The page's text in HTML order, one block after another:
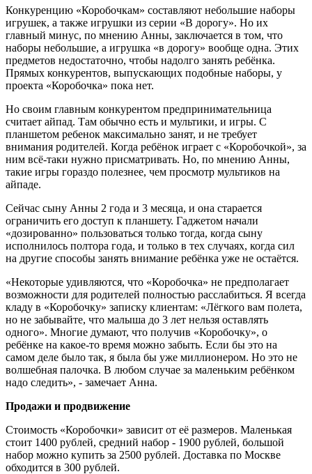
Конкуренцию «Коробочкам» составляют небольшие наборы
игрушек, а также игрушки из серии «В дорогу». Но их
главный минус, по мнению Анны, заключается в том, что
наборы небольшие, а игрушка «в дорогу» вообще одна. Этих
предметов недостаточно, чтобы надолго занять ребёнка.
Прямых конкурентов, выпускающих подобные наборы, у
проекта «Коробочка» пока нет.
Но своим главным конкурентом предпринимательница
считает айпад. Там обычно есть и мультики, и игры. С
планшетом ребенок максимально занят, и не требует
внимания родителей. Когда ребёнок играет с «Коробочкой», за
ним всё-таки нужно присматривать. Но, по мнению Анны,
такие игры гораздо полезнее, чем просмотр мультиков на
айпаде.
Сейчас сыну Анны 2 года и 3 месяца, и она старается
ограничить его доступ к планшету. Гаджетом начали
«дозированно» пользоваться только тогда, когда сыну
исполнилось полтора года, и только в тех случаях, когда сил
на другие способы занять внимание ребёнка уже не остаётся.
«Некоторые удивляются, что «Коробочка» не предполагает
возможности для родителей полностью расслабиться. Я всегда
кладу в «Коробочку» записку клиентам: «Лёгкого вам полета,
но не забывайте, что малыша до 3 лет нельзя оставлять
одного». Многие думают, что получив «Коробочку», о
ребёнке на какое-то время можно забыть. Если бы это на
самом деле было так, я была бы уже миллионером. Но это не
волшебная палочка. В любом случае за маленьким ребёнком
надо следить», - замечает Анна.
Продажи и продвижение
Стоимость «Коробочки» зависит от её размеров. Маленькая
стоит 1400 рублей, средний набор - 1900 рублей, большой
набор можно купить за 2500 рублей. Доставка по Москве
обходится в 300 рублей.